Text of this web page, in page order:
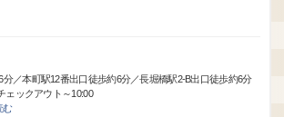
／本町駅12番出口徒歩約6分／長堀橋駅2-B出口徒歩約6分
ェックアウト～10:00
む